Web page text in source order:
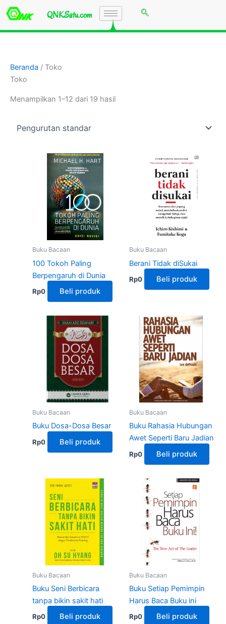
Lewati
ke
konten
QNKSatu.com
Beranda / Toko
Toko
Menampilkan 1–12 dari 19 hasil
Buku Bacaan
100 Tokoh Paling
Berpengaruh di Dunia
Rp0 Beli produk
Buku Bacaan
Berani Tidak diSukai
Rp0 Beli produk
Buku Bacaan
Buku Dosa-Dosa Besar
Rp0 Beli produk
Buku Bacaan
Buku Rahasia Hubungan
Awet Seperti Baru Jadian
Rp0 Beli produk
Buku Bacaan
Buku Seni Berbicara
tanpa bikin sakit hati
Rp0 Beli produk
Buku Bacaan
Buku Setiap Pemimpin
Harus Baca Buku ini
Rp0 Beli produk